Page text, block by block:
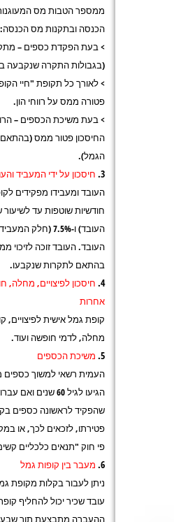
ממספר הטבות מס
הכנסה ובתקנות מס הכנסה:
> בעת הפקדת כספים –
(בגבולות התקרה שנקבעה
> לאורך כל תקופת "חיי
פטורה ממס על רווחי הון.
> בעת משיכת הכספים –
החיסכון פטור ממס
הגמל).
חיסכון על ידי המעביד
העובד ומעבידו מפקידים
העובד) ו-7.5%
העובד. העובד זוכה לזיכוי
בהתאם לתקרות שנקבעו.
חיסכון לפיצויים, מחלה,
אחרות
קופת גמל אישית לפיצויים,
מחלה, לדמי חופשה ועוד.
משיכת הכספים
העמית רשאי למשוך
הגיעו לגיל 60 שנים
שהפקיד לראשונה כספים
פטירתו, לזכאים לכך, או
פי חוק "תנאים כלכליים
מעבר בין קופות גמל
ניתן לעבור בקלות מקופת
עובד שכיר יכול להחליף